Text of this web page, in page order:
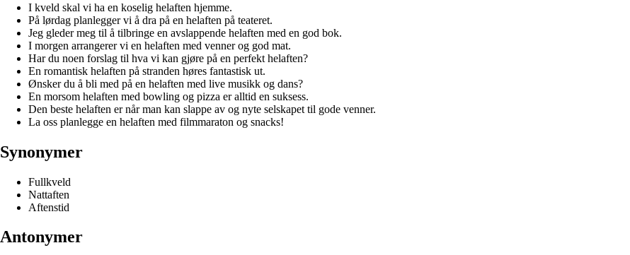
I kveld skal vi ha en koselig helaften hjemme.
På lørdag planlegger vi å dra på en helaften på teateret.
Jeg gleder meg til å tilbringe en avslappende helaften med en god bok.
I morgen arrangerer vi en helaften med venner og god mat.
Har du noen forslag til hva vi kan gjøre på en perfekt helaften?
En romantisk helaften på stranden høres fantastisk ut.
Ønsker du å bli med på en helaften med live musikk og dans?
En morsom helaften med bowling og pizza er alltid en suksess.
Den beste helaften er når man kan slappe av og nyte selskapet til gode venner.
La oss planlegge en helaften med filmmaraton og snacks!
Synonymer
Fullkveld
Nattaften
Aftenstid
Antonymer